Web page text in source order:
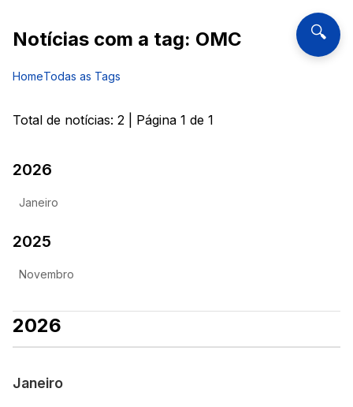
🔍
Notícias com a tag: OMC
HomeTodas as Tags
Total de notícias: 2 | Página 1 de 1
2026
Janeiro
2025
Novembro
2026
Janeiro